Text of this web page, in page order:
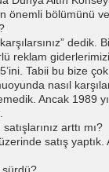
önemli bölümünü
dedik.
reklam
Tabii bu bize
nasıl
Ancak 1989
arttı mı?
satış yaptık.